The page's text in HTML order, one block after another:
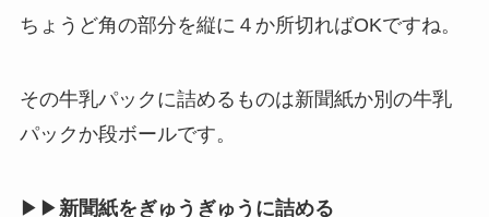
ちょうど角の部分を縦に４か所切ればOKですね。
その牛乳パックに詰めるものは新聞紙か別の牛乳
パックか段ボールです。
▶▶ 新聞紙をぎゅうぎゅうに詰める